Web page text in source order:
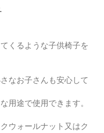
くるような子供椅子を
なお子さんも安心して
用途で使用できます。
ウォールナット又はク